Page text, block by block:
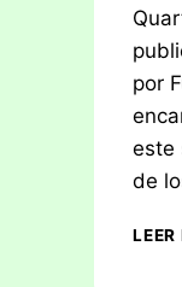
por
este
de
LEER